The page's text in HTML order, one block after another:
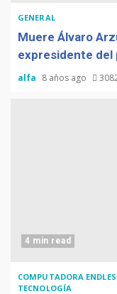
GENERAL
Muere Álvaro
expresidente del
alfa 8 años ago
4 min read
COMPUTADORA
TECNOLOGÍA